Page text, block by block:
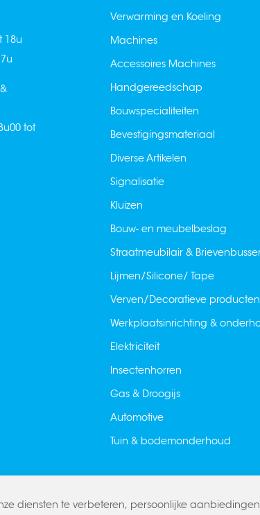
18u
tot
Verwarming en Koeling
Machines
Accessoires Machines
Handgereedschap
Bouwspecialiteiten
Bevestigingsmateriaal
Diverse Artikelen
Signalisatie
Kluizen
Bouw- en meubelbeslag
Straatmeubilair &
Lijmen/Silicone/ Tape
Verven/Decoratieve producten
Werkplaatsinrichting &
Elektriciteit
Insectenhorren
Gas & Droogijs
Automotive
Tuin & bodemonderhoud
diensten te verbeteren, persoonlijke